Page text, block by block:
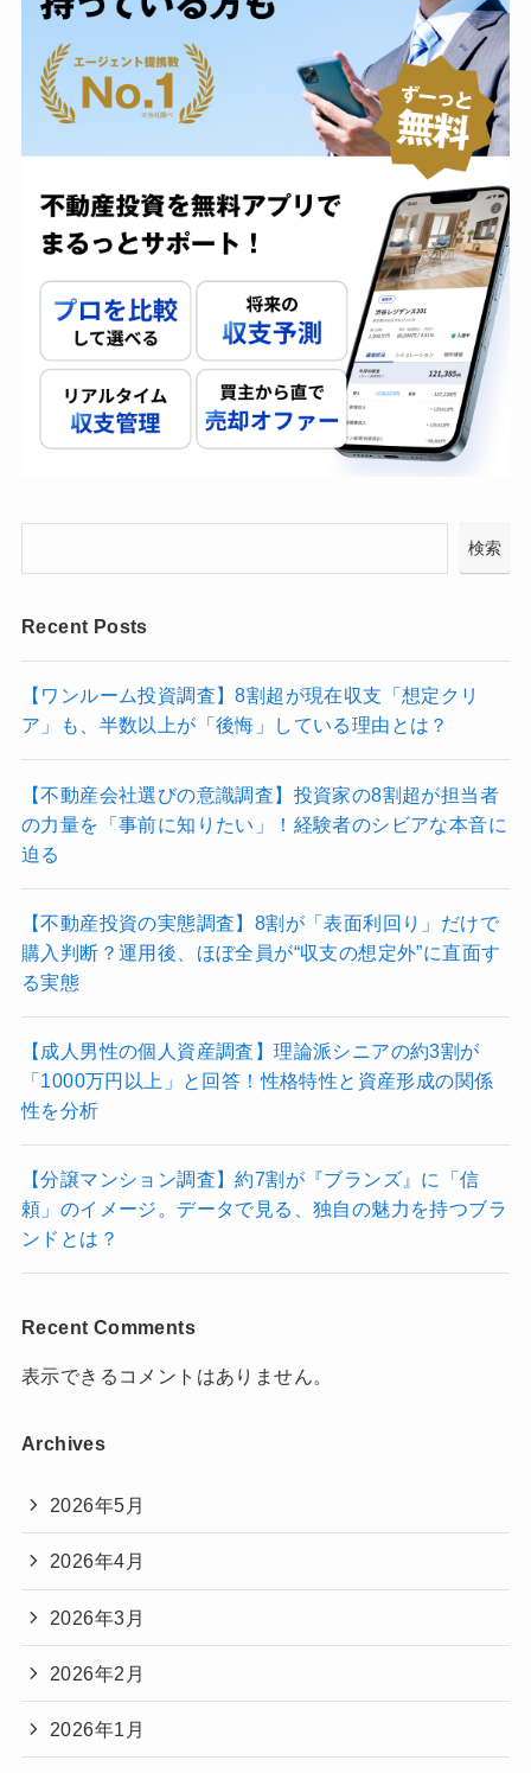
検索
Recent Posts
【ワンルーム投資調査】8割超が現在収支「想定クリ
ア」も、半数以上が「後悔」している理由とは？
【不動産会社選びの意識調査】投資家の8割超が担当者
の力量を「事前に知りたい」！経験者のシビアな本音に
迫る
【不動産投資の実態調査】8割が「表面利回り」だけで
購入判断？運用後、ほぼ全員が“収支の想定外”に直面す
る実態
【成人男性の個人資産調査】理論派シニアの約3割が
「1000万円以上」と回答！性格特性と資産形成の関係
性を分析
【分譲マンション調査】約7割が『ブランズ』に「信
頼」のイメージ。データで見る、独自の魅力を持つブラ
ンドとは？
Recent Comments
表示できるコメントはありません。
Archives
2026年5月
2026年4月
2026年3月
2026年2月
2026年1月